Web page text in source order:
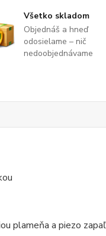
Všetko skladom
Objednáš a hneď
odosielame – nič
nedoobjednávame
plameňa a piezo